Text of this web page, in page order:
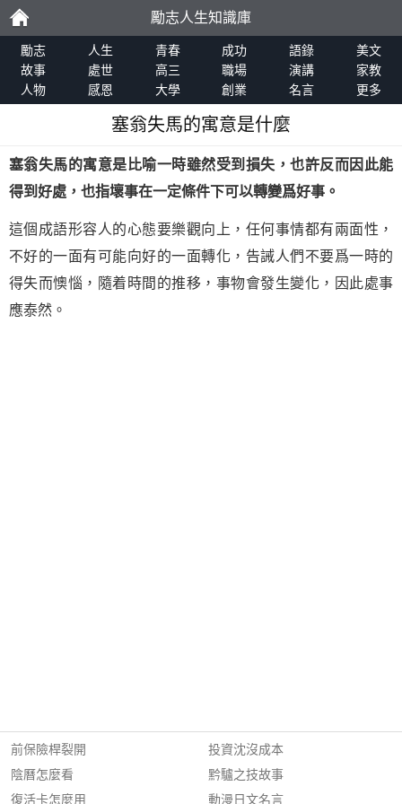
勵
志
勵志人生知識庫
勵志 人生 青春 成功 語錄
美文
故事
處世 高三 職場 演講
家教
人物
感恩 大學 創業 名言 更多
塞翁失馬的寓意是什麼
塞翁失馬的寓意是比喻一時雖然受到損失，也許反而因此能
得到好處，也指壞事在一定條件下可以轉變爲好事。
這個成語形容人的心態要樂觀向上，任何事情都有兩面性，
不好的一面有可能向好的一面轉化，告誡人們不要爲一時的
得失而懊惱，隨着時間的推移，事物會發生變化，因此處事
應泰然。
前保險桿裂開
陰曆怎麼看
復活卡怎麼用
投資沈沒成本
黔驢之技故事
動漫日文名言